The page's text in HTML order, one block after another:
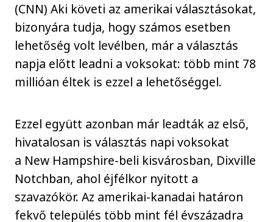
(CNN) Aki követi az amerikai választásokat,
bizonyára tudja, hogy számos esetben
lehetőség volt levélben, már a választás
napja előtt leadni a voksokat: több mint 78
millióan éltek is ezzel a lehetőséggel.
Ezzel együtt azonban már leadták az első,
hivatalosan is választás napi voksokat
a New Hampshire-beli kisvárosban, Dixville
Notchban, ahol éjfélkor nyitott a
szavazókör. Az amerikai-kanadai határon
fekvő település több mint fél évszázadra